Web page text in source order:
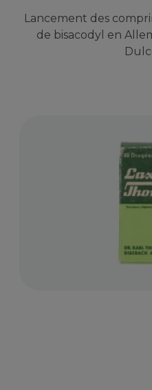
Lancement des
de bisacodyl en